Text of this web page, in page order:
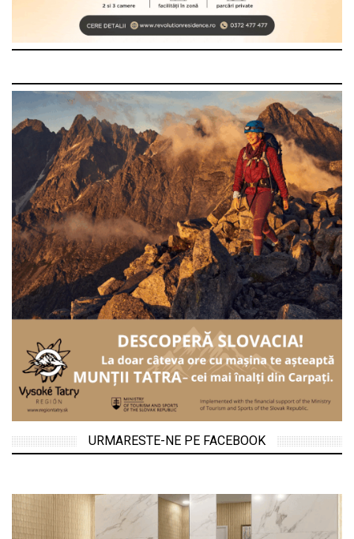
URMARESTE-NE PE FACEBOOK